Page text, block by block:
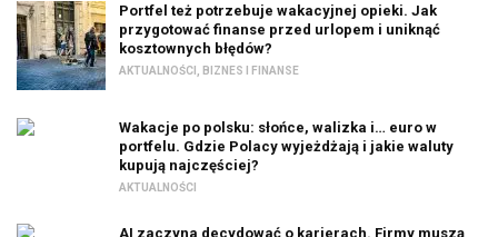
Portfel też potrzebuje wakacyjnej opieki. Jak
przygotować finanse przed urlopem i uniknąć
kosztownych błędów?
AKTUALNOŚCI BIZNES I FINANSE
Wakacje po polsku: słońce, walizka i… euro w
portfelu. Gdzie Polacy wyjeżdżają i jakie waluty
kupują najczęściej?
AKTUALNOŚCI
AI zaczyna decydować o karierach. Firmy muszą